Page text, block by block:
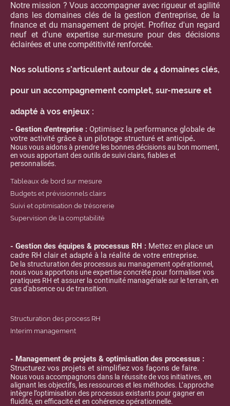
Notre mission ? Vous accompagner avec rigueur et agilité
dans les domaines clés de la gestion d'entreprise, de la
finance et du management de projet. Profitez d'un regard
neuf et d'une expertise sur-mesure pour des décisions
éclairées et une compétitivité renforcée.
Nos solutions s’articulent autour de 4 domaines clés,
pour un accompagnement complet, sur-mesure et
adapté à vos enjeux :
- Gestion d'entreprise : Optimisez la performance globale de
votre activité grâce à un pilotage structuré et anticipé.
Nous vous aidons à prendre les bonnes décisions au bon moment,
en vous apportant des outils de suivi clairs, fiables et
personnalisés.
Tableaux de bord sur mesure
Budgets et prévisionnels clairs
Suivi et optimisation de trésorerie
Supervision de la comptabilité
- Gestion des équipes & processus RH : Mettez en place un
cadre RH clair et adapté à la réalité de votre entreprise.
De la structuration des processus au management opérationnel,
nous vous apportons une expertise concrète pourformaliser vos
pratiques RH et assurer la continuité managériale sur le terrain, en
cas d'absence ou de transition.
- Management de projets & optimisation des processus :
Structurez vos projets et simplifiez vos façons de faire.
Nous vous accompagnons dans la réussite de vos initiatives, en
alignant les objectifs, les ressources et les méthodes. L’approche
intègre l’optimisation des processus existants pour gagner en
fluidité, en efficacité et en cohérence opérationnelle.
Structuration des process RH
Interim management